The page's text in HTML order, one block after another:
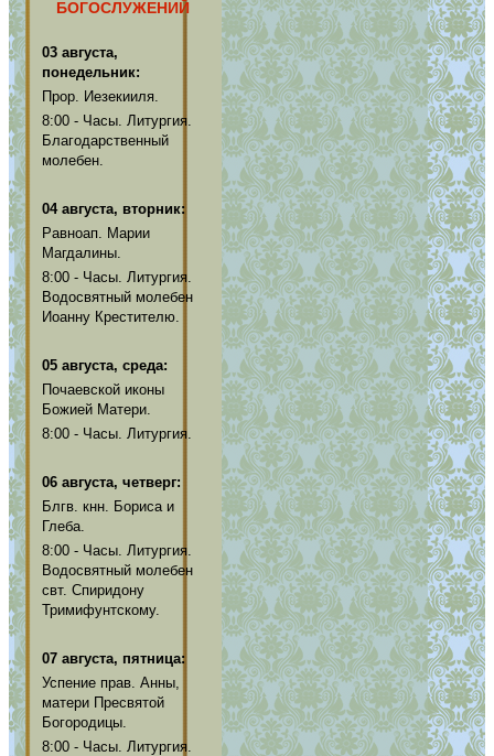
БОГОСЛУЖЕНИЙ
03 августа,
понедельник:
Прор. Иезекииля.
8:00 - Часы. Литургия.
Благодарственный
молебен.
04 августа, вторник:
Равноап. Марии
Магдалины.
8:00 - Часы. Литургия.
Водосвятный молебен
Иоанну Крестителю.
05 августа, среда:
Почаевской иконы
Божией Матери.
8:00 - Часы. Литургия.
06 августа, четверг:
Блгв. кнн. Бориса и
Глеба.
8:00 - Часы. Литургия.
Водосвятный молебен
свт. Спиридону
Тримифунтскому.
07 августа, пятница:
Успение прав. Анны,
матери Пресвятой
Богородицы.
8:00 - Часы. Литургия.